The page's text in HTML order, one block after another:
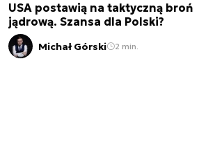
USA postawią na taktyczną broń
jądrową. Szansa dla Polski?
Michał Górski 2 min.